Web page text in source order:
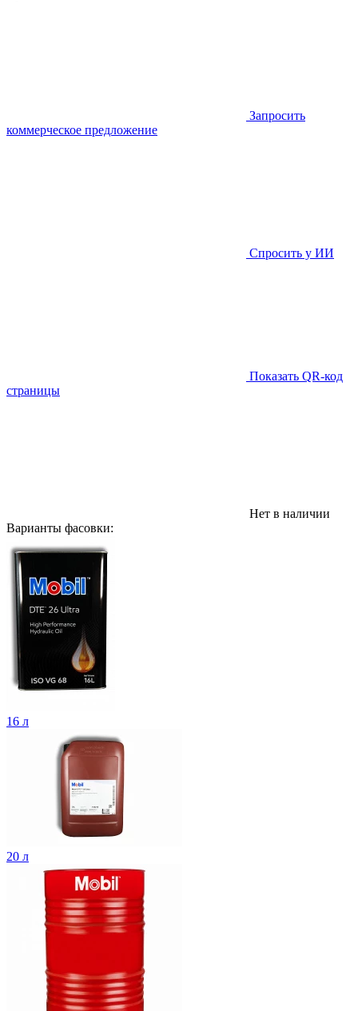
Запросить
коммерческое предложение
Спросить у ИИ
Показать QR-код
страницы
Нет в наличии
Варианты фасовки:
16 л
20 л